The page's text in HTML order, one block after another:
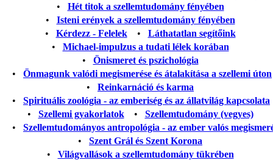
• Hét titok a szellemtudomány fényében
• Isteni erények a szellemtudomány fényében
• Kérdezz - Felelek• Láthatatlan segítőink
• Michael-impulzus a tudati lélek korában
• Önismeret és pszichológia
• Önmagunk valódi megismerése és átalakítása a szellemi úton
• Reinkarnáció és karma
• Spirituális zoológia - az emberiség és az állatvilág kapcsolata
• Szellemi gyakorlatok• Szellemtudomány (vegyes)
• Szellemtudományos antropológia - az ember valós
• Szent Grál és Szent Korona
• Világvallások a szellemtudomány tükrében